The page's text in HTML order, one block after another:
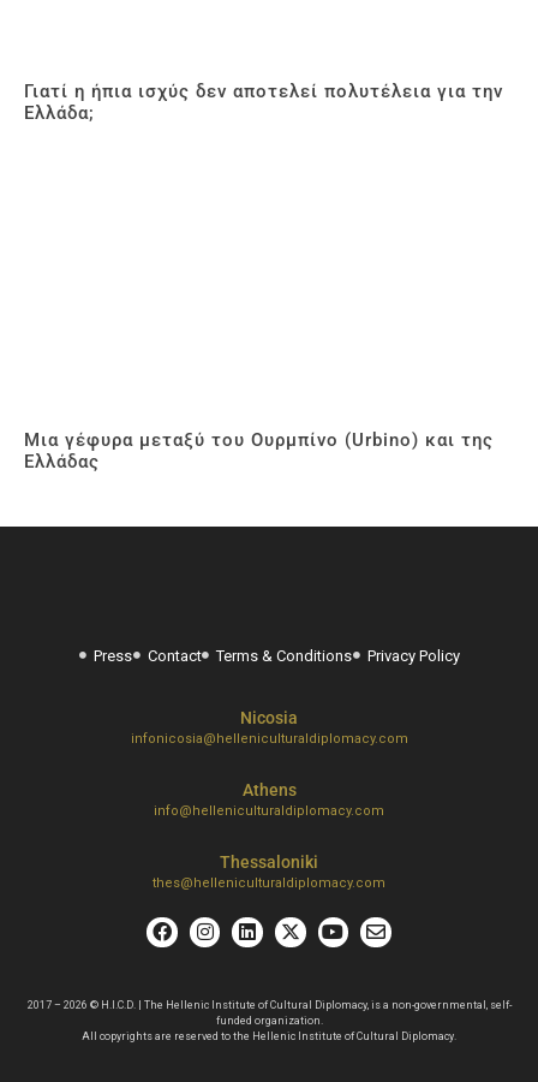
Γιατί η ήπια ισχύς δεν αποτελεί πολυτέλεια για την
Ελλάδα;
Μια γέφυρα μεταξύ του Ουρμπίνο (Urbino) και της
Ελλάδας
Press Contact Terms & Conditions Privacy Policy
Nicosia
infonicosia@helleniculturaldiplomacy.com
Athens
info@helleniculturaldiplomacy.com
Thessaloniki
thes@helleniculturaldiplomacy.com
2017 – 2026 © H.I.C.D. | The Hellenic Institute of Cultural Diplomacy, is a non-governmental, self-
funded organization.
All copyrights are reserved to the Hellenic Ιnstitute of Cultural Diplomacy.